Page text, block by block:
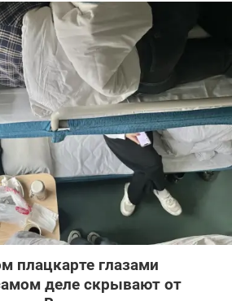
плацкарте глазами
деле скрывают от